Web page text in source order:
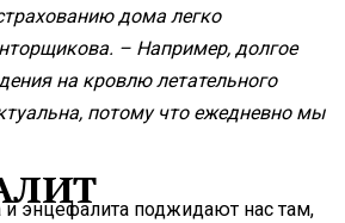
дома легко
– Например, долгое
на кровлю летательного
потому что ежедневно мы
энцефалита поджидают нас там,